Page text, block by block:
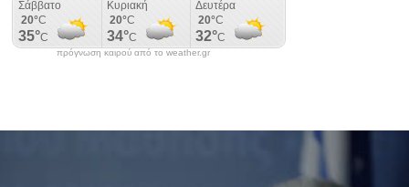
πρόγνωση καιρού από το weather.gr